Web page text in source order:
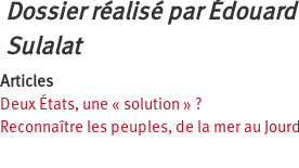
Dossier réalisé par
Sulalat
Articles
Deux États, une « solution » ?
Reconnaître les peuples, de la mer au